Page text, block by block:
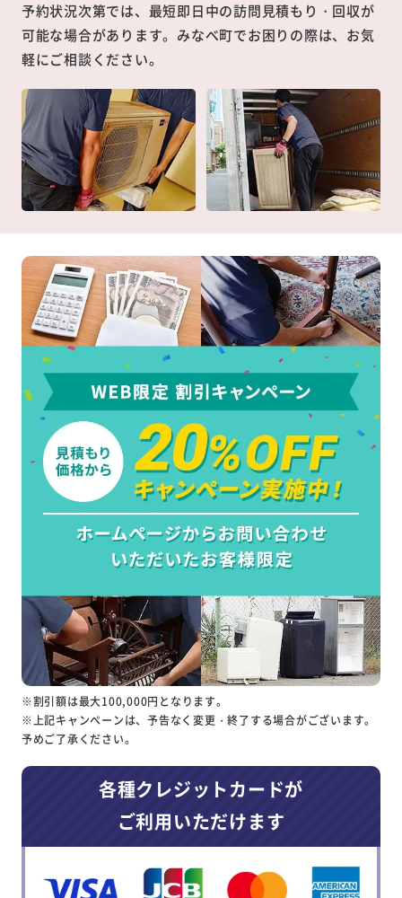
予約状況次第では、最短即日中の訪問見積もり・回収が
可能な場合があります。みなべ町でお困りの際は、お気
軽にご相談ください。
※割引額は最大100,000円となります。
※上記キャンペーンは、予告なく変更・終了する場合がございます。
予めご了承ください。
各種クレジットカードが
ご利用いただけます